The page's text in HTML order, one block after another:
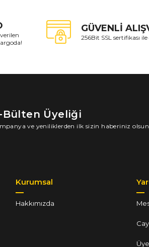
GÜVENLİ
256Bit SSL sertifikası
Bülten Üyeliği
ve yeniliklerden ilk sizin haberiniz olsun
Kurumsal
Hakkımızda